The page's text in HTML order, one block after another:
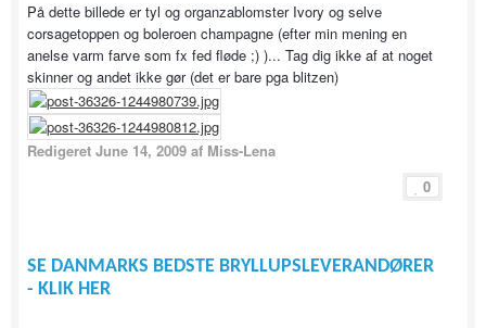
På dette billede er tyl og organzablomster Ivory og selve
corsagetoppen og boleroen champagne (efter min mening en
anelse varm farve som fx fed fløde ;) )... Tag dig ikke af at noget
skinner og andet ikke gør (det er bare pga blitzen)
Redigeret June 14, 2009 af Miss-Lena
0
SE DANMARKS BEDSTE BRYLLUPSLEVERANDØRER
- KLIK HER